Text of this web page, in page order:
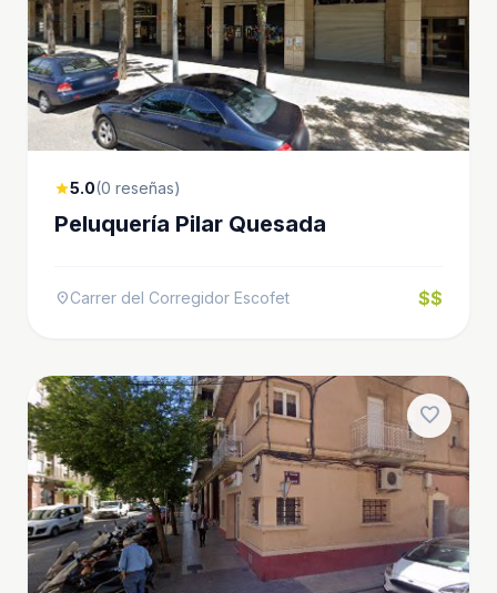
star5.0(0 reseñas)
Peluquería Pilar Quesada
location_onCarrer del Corregidor Escofet $$
favorite